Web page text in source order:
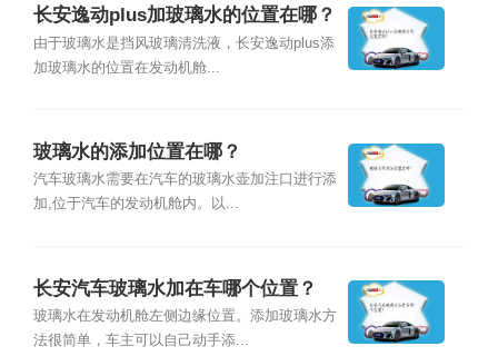
长安逸动plus加玻璃水的位置在哪？
由于玻璃水是挡风玻璃清洗液，长安逸动plus添
加玻璃水的位置在发动机舱...
玻璃水的添加位置在哪？
汽车玻璃水需要在汽车的玻璃水壶加注口进行添
加,位于汽车的发动机舱内。以...
长安汽车玻璃水加在车哪个位置？
玻璃水在发动机舱左侧边缘位置。添加玻璃水方
法很简单，车主可以自己动手添...